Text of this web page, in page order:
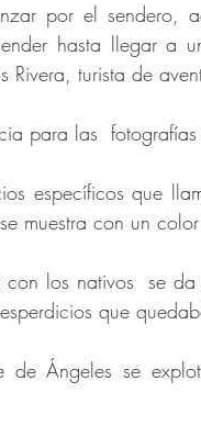
por el sendero,
hasta llegar a
Rivera, turista de
para las
específicos que
muestra con un
los nativos  se
que
Ángeles se